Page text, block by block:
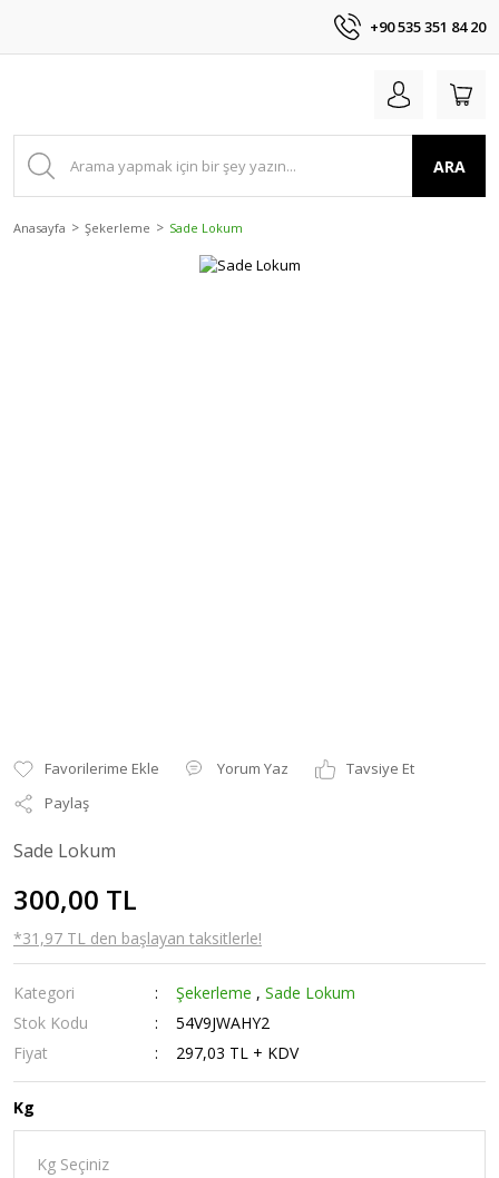
+90 535 351 84 20
ARA
Anasayfa Şekerleme Sade Lokum
Yorum Yaz
Tavsiye Et
Paylaş
Sade Lokum
300,00 TL
*31,97 TL den başlayan taksitlerle!
Kategori Şekerleme ,Sade Lokum
Stok Kodu
54V9JWAHY2
Fiyat
297,03 TL + KDV
Kg